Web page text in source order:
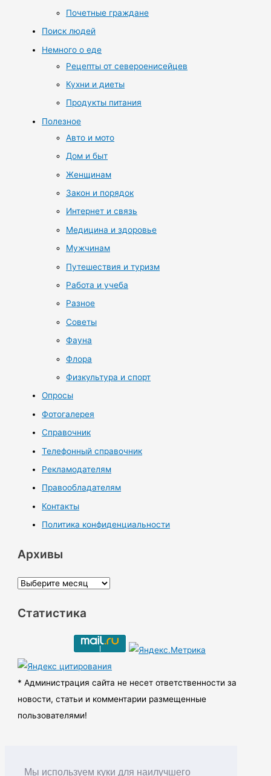
Мы используем куки для наилучшего
Почетные граждане
Поиск людей
Немного о еде
Рецепты от североенисейцев
Кухни и диеты
Продукты питания
Полезное
Авто и мото
Дом и быт
Женщинам
Закон и порядок
Интернет и связь
Медицина и здоровье
Мужчинам
Путешествия и туризм
Работа и учеба
Разное
Советы
Фауна
Флора
Физкультура и спорт
Опросы
Фотогалерея
Справочник
Телефонный справочник
Рекламодателям
Правообладателям
Контакты
Политика конфиденциальности
Архивы
А
х
ы
Статистика
* Администрация сайта не несет ответственности за
новости, статьи и комментарии размещенные
пользователями!